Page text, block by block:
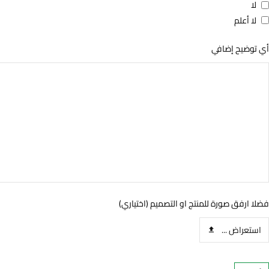
لا
لا أعلم
أي توضيح إضافي
فضلا ارفق صورة للمنتج او التصميم (اختياري)
استعراض ...